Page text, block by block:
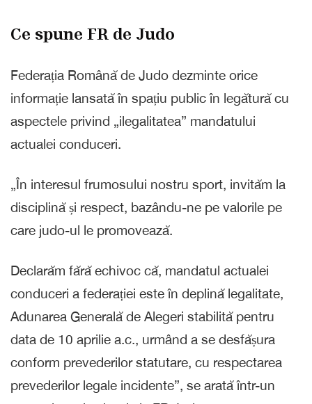
Ce spune FR de Judo
Federația Română de Judo dezminte orice
informație lansată în spațiu public în legătură cu
aspectele privind „ilegalitatea” mandatului
actualei conduceri.
„În interesul frumosului nostru sport, invităm la
disciplină și respect, bazându-ne pe valorile pe
care judo-ul le promovează.
Declarăm fără echivoc că, mandatul actualei
conduceri a federației este în deplină legalitate,
Adunarea Generală de Alegeri stabilită pentru
data de 10 aprilie a.c., urmând a se desfășura
conform prevederilor statutare, cu respectarea
prevederilor legale incidente”, se arată într-un